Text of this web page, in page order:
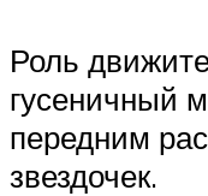
Роль
гусеничный
передним
звездочек.